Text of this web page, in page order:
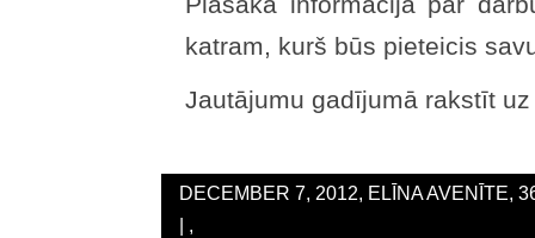
katram, kurš būs pieteicis
Jautājumu gadījumā rakstīt
DECEMBER 7, 2012, ELĪNA AVENĪTE,
| ,